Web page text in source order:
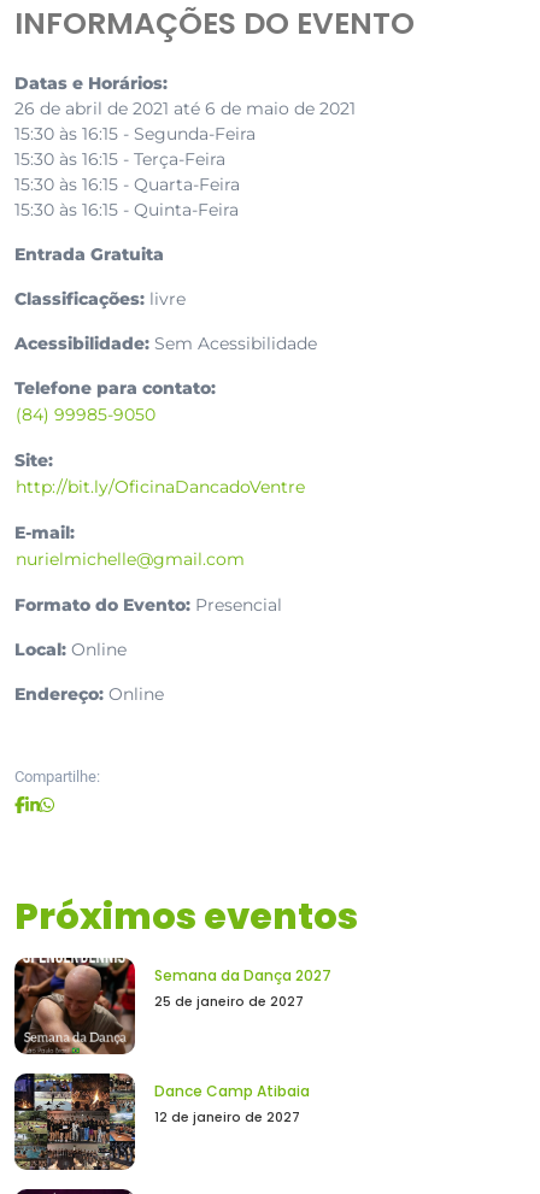
INFORMAÇÕES DO EVENTO
Datas e Horários:
26 de abril de 2021 até 6 de maio de 2021
15:30 às 16:15 - Segunda-Feira
15:30 às 16:15 - Terça-Feira
15:30 às 16:15 - Quarta-Feira
15:30 às 16:15 - Quinta-Feira
Entrada Gratuita
Classificações: livre
Acessibilidade: Sem Acessibilidade
Telefone para contato:
(84) 99985-9050
Site:
http://bit.ly/OficinaDancadoVentre
E-mail:
nurielmichelle@gmail.com
Formato do Evento: Presencial
Local: Online
Endereço: Online
Compartilhe:
Próximos eventos
Semana da Dança 2027
25 de janeiro de 2027
Dance Camp Atibaia
12 de janeiro de 2027